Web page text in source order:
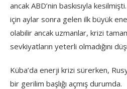
ancak ABD’nin baskısıyla
için aylar sonra gelen ilk büyük
olabilir ancak uzmanlar, krizi
sevkiyatların yeterli olmadığını
Küba’da enerji krizi sürerken,
bir gerilim başlığı açmış durumda.